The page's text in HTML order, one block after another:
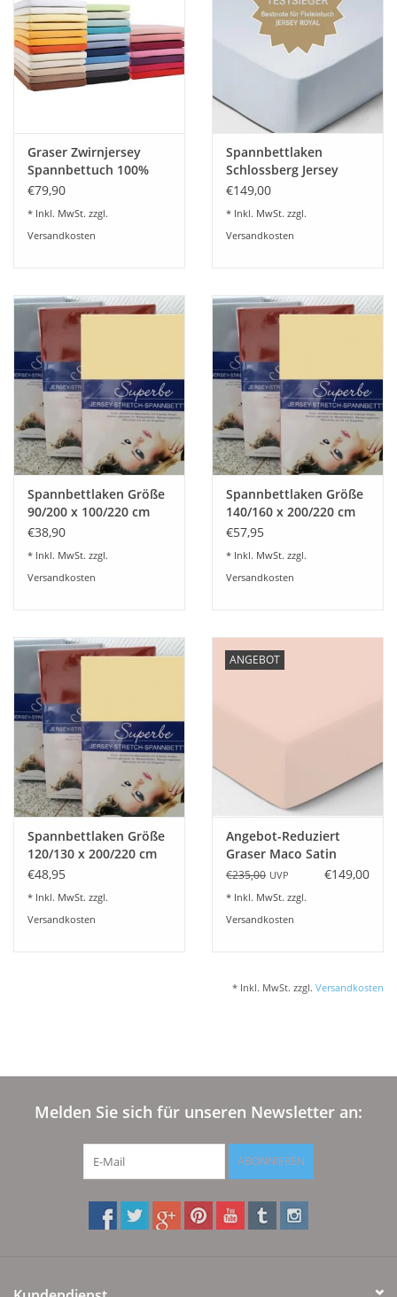
Blog-Aktuelles
Marken
Graser Zwirnjersey
Spannbettuch 100%
Baumwolle-50 Farben
€79,90
* Inkl. MwSt. zzgl.
Versandkosten
Spannbettlaken
Schlossberg Jersey
Royal fix-schweizer
€149,00
* Inkl. MwSt. zzgl.
Versandkosten
Spannbettlaken Größe
90/200 x 100/220 cm
Jersey Stretch - Kirsten
30 cm Höhe,
Boxspring- und
€38,90
* Inkl. MwSt. zzgl.
Versandkosten
Spannbettlaken Größe
140/160 x 200/220 cm
Jersey Stretch - Kirsten
30 cm Höhe,
Boxspring- und
€57,95
* Inkl. MwSt. zzgl.
Versandkosten
Spannbettlaken Größe
120/130 x 200/220 cm
Jersey Stretch - Kirsten
30 cm Höhe,
Boxspring- und
€48,95
* Inkl. MwSt. zzgl.
Versandkosten
ANGEBOT
Angebot-Reduziert
Graser Maco Satin
Spannbettuch 100%
puder 5100 - 100x200
cm Matratzenhöhe 20-
€235,00 UVP €149,00
* Inkl. MwSt. zzgl.
Versandkosten
* Inkl. MwSt. zzgl. Versandkosten
Melden Sie sich für unseren Newsletter an:
ABONNIEREN